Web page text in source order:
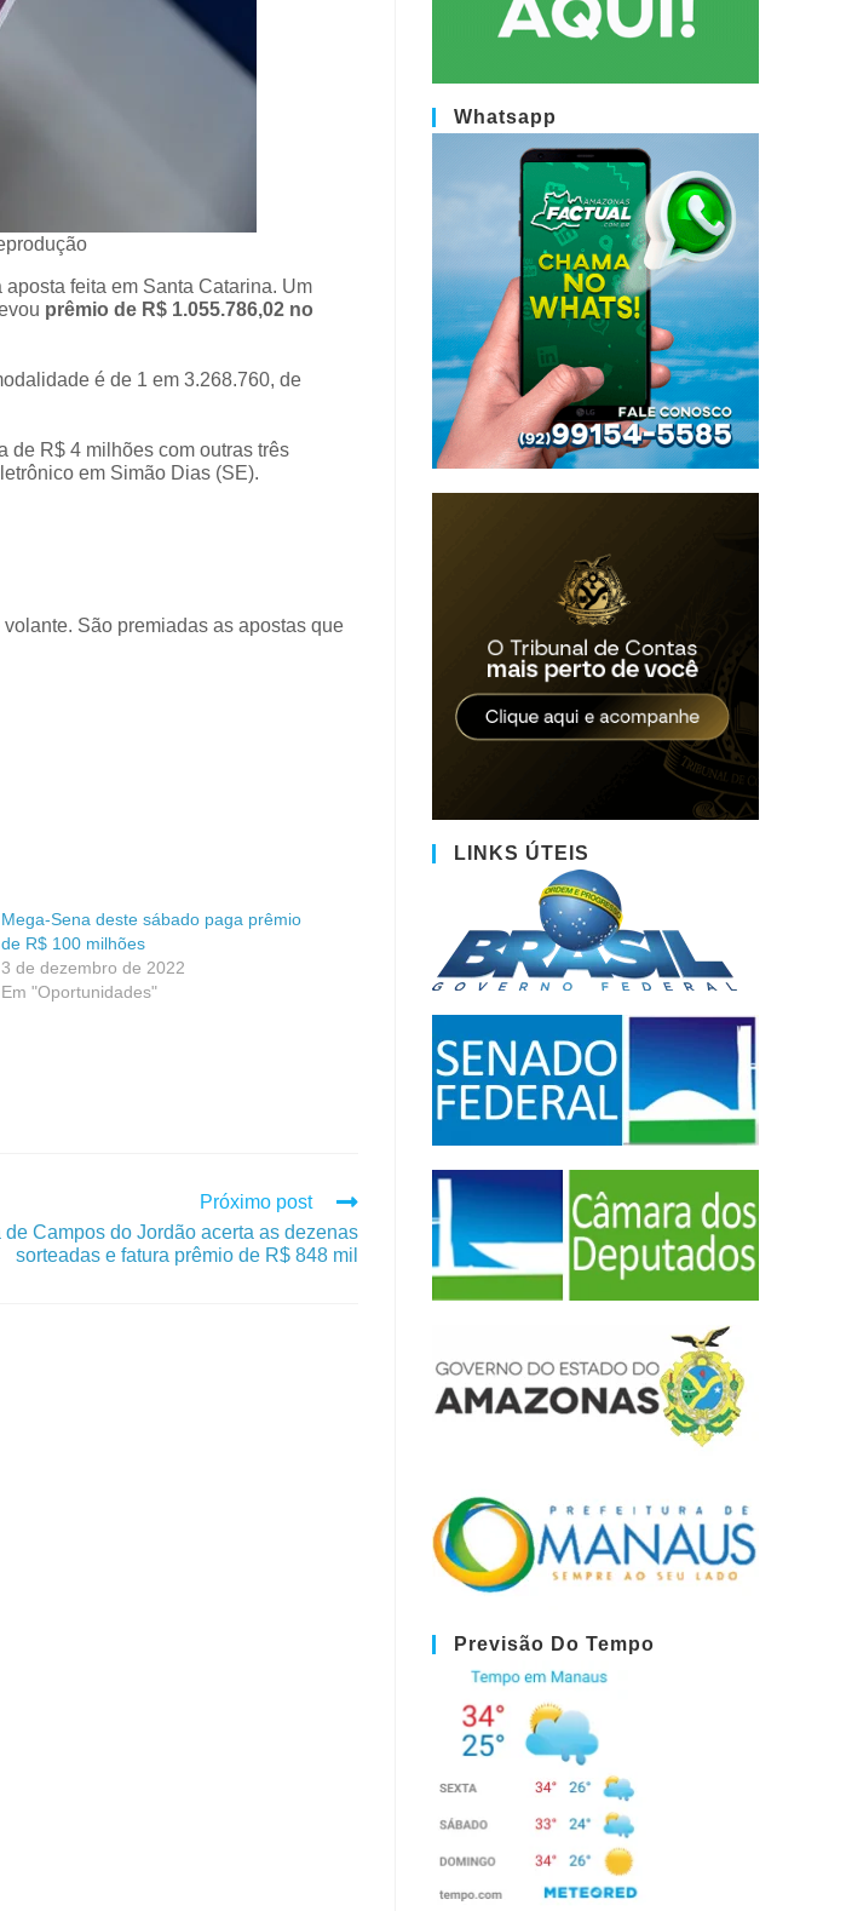
feita em Santa Catarina. Um
prêmio de R$ 1.055.786,02 no
é de 1 em 3.268.760, de
de R$ 4 milhões com outras três
em Simão Dias (SE).
São premiadas as apostas que
Mega-Sena deste sábado paga prêmio
de R$ 100 milhões
3 de dezembro de 2022
Em "Oportunidades"
Próximo post
de Campos do Jordão acerta as dezenas
sorteadas e fatura prêmio de R$ 848 mil
Whatsapp
LINKS ÚTEIS
Previsão Do Tempo